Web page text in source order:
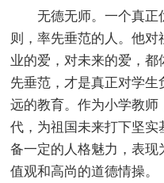
无德无师。一个真正
则，率先垂范的人。他
业的爱，对未来的爱，
先垂范，才是真正对学
远的教育。作为小学教
代，为祖国未来打下坚
备一定的人格魅力，表
值观和高尚的道德情操。